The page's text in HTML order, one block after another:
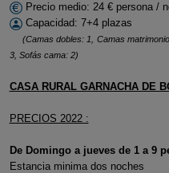
Precio medio: 24 € persona /
Capacidad: 7+4 plazas
(Camas dobles: 1, Camas
3, Sofás cama: 2)
CASA RURAL GARNACHA DE
PRECIOS 2022 :
De Domingo a jueves de 1 a 9
Estancia minima dos noches